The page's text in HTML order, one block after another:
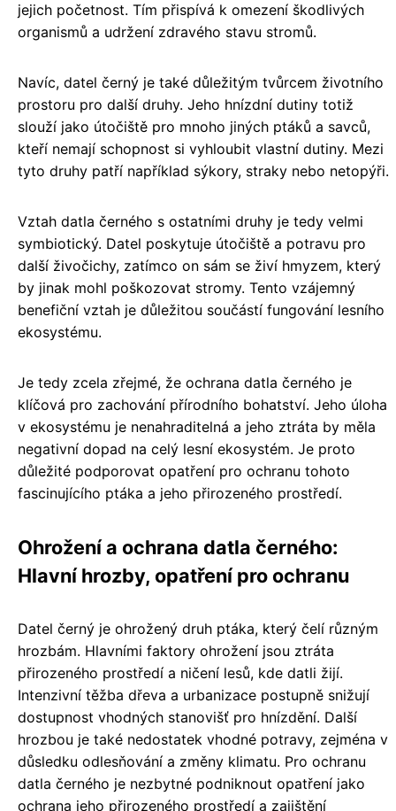
jejich početnost. Tím přispívá k omezení škodlivých
organismů a udržení zdravého stavu stromů.
Navíc, datel černý je také důležitým tvůrcem životního
prostoru pro další druhy. Jeho hnízdní dutiny totiž
slouží jako útočiště pro mnoho jiných ptáků a savců,
kteří nemají schopnost si vyhloubit vlastní dutiny. Mezi
tyto druhy patří například sýkory, straky nebo netopýři.
Vztah datla černého s ostatními druhy je tedy velmi
symbiotický. Datel poskytuje útočiště a potravu pro
další živočichy, zatímco on sám se živí hmyzem, který
by jinak mohl poškozovat stromy. Tento vzájemný
benefiční vztah je důležitou součástí fungování lesního
ekosystému.
Je tedy zcela zřejmé, že ochrana datla černého je
klíčová pro zachování přírodního bohatství. Jeho úloha
v ekosystému je nenahraditelná a jeho ztráta by měla
negativní dopad na celý lesní ekosystém. Je proto
důležité podporovat opatření pro ochranu tohoto
fascinujícího ptáka a jeho přirozeného prostředí.
Ohrožení a ochrana datla černého:
Hlavní hrozby, opatření pro ochranu
Datel černý je ohrožený druh ptáka, který čelí různým
hrozbám. Hlavními faktory ohrožení jsou ztráta
přirozeného prostředí a ničení lesů, kde datli žijí.
Intenzivní těžba dřeva a urbanizace postupně snižují
dostupnost vhodných stanovišť pro hnízdění. Další
hrozbou je také nedostatek vhodné potravy, zejména v
důsledku odlesňování a změny klimatu. Pro ochranu
datla černého je nezbytné podniknout opatření jako
ochrana jeho přirozeného prostředí a zajištění